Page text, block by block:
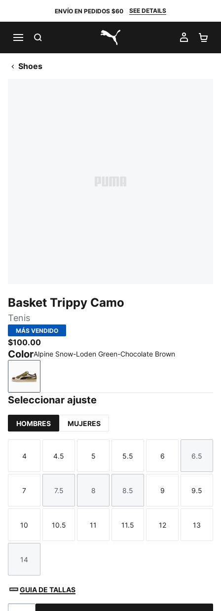
ENVÍO EN PEDIDOS $60 SEE DETAILS
PUMA.com
MI
Shoes
Basket Trippy Camo
Tenis
MÁS VENDIDO
$100.00
ColorAlpine Snow-Loden Green-Chocolate Brown
Alpine Snow-Loden Green-Chocolate Brown
Seleccionar ajuste
HOMBRES MUJERES
Talla
4
Talla
4.5
Talla
5
Talla
5.5
Talla
6
Talla
6.5
Talla
7
Talla
7.5
Talla
8
Talla
8.5
Talla
9
Talla
9.5
Talla
10
Talla
10.5
Talla
11
Talla
11.5
Talla
12
Talla
13
Talla
14
GUIA DE TALLAS